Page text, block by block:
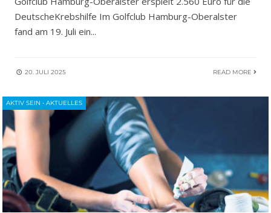
DeutscheKrebshilfe Im Golfclub Hamburg-Oberalster
fand am 19. Juli ein...
20. JULI 2025 READ MORE
AKTIV SEIN • AKTUELLES